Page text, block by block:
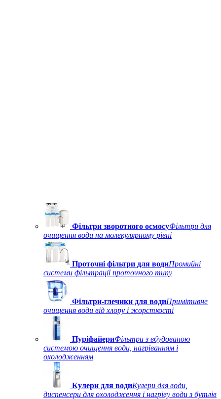
Фільтри зворотного осмосуФільтри для
очищення води на молекулярному рівні
Проточні фільтри для водиПромийні
системи фільтрації проточного типу
Фільтри-глечики для водиПримітивне
очищення води від хлору і жорсткості
ПуріфайериФільтри з вбудованою
системою очищення води, нагріванням і
охолодженням
Кулери для водиКулери для води,
диспенсери для охолодження і нагріву води з бутлів